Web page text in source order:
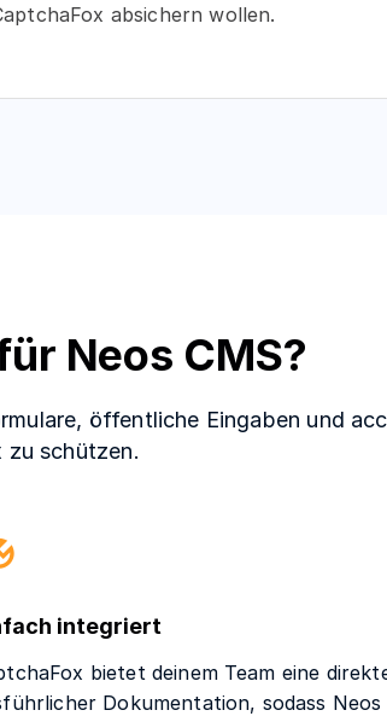
absichern wollen.
Neos CMS?
öffentliche Eingaben und
zu schützen.
integriert
bietet deinem Team eine
Dokumentation, sodass Neos